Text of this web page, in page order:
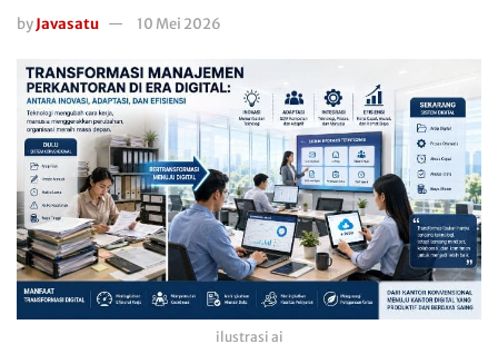
byJavasatu 10 Mei 2026
ilustrasi ai